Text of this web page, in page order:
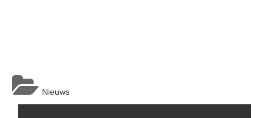
Nieuws
Berichtnavigatie